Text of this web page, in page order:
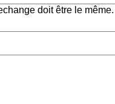
doit être le même.